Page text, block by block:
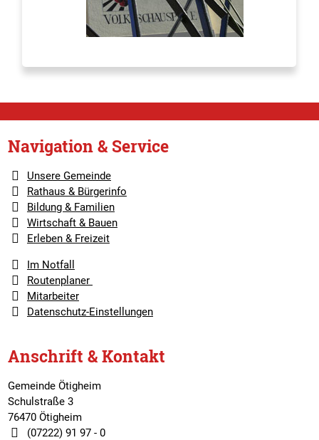
Navigation & Service
Unsere Gemeinde
Rathaus & Bürgerinfo
Bildung & Familien
Wirtschaft & Bauen
Erleben & Freizeit
Im Notfall
Routenplaner
Mitarbeiter
Datenschutz-Einstellungen
Anschrift & Kontakt
Gemeinde Ötigheim
Schulstraße 3
76470 Ötigheim
(07222) 91 97 - 0